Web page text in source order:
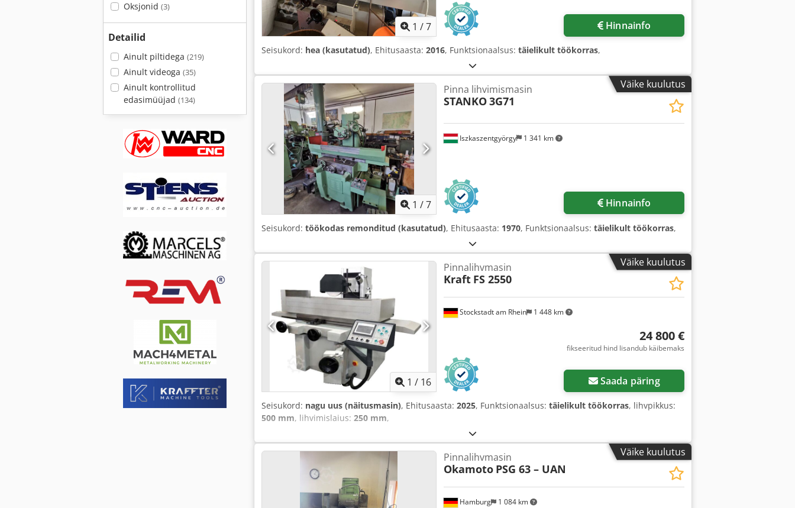
Oksjonid (3)
Detailid
Ainult piltidega (219)
Ainult videoga (35)
Ainult kontrollitud
edasimüüjad (134)
1 /7 Hinnainfo
Seisukord: hea (kasutatud), Ehitusaasta: 2016, Funktsionaalsus: täielikult töökorras,
Väike kuulutus
1 /7
Iszkaszentgyörgy 1 341 km
Pinna lihvimismasin
STANKO3G71
Hinnainfo
Seisukord: töökodas remonditud (kasutatud), Ehitusaasta: 1970, Funktsionaalsus: täielikult töökorras,
Väike kuulutus
1 / 16
Stockstadt am Rhein 1 448 km
Pinnalihvmasin
Kraft FS 2550
24 800 €
fikseeritud hind lisandub käibemaks
Saada päring
Seisukord: nagu uus (näitusmasin), Ehitusaasta: 2025, Funktsionaalsus: täielikult töökorras, lihvpikkus:
500 mm, lihvimislaius: 250 mm,
Väike kuulutus
Hamburg 1 084 km
Pinnalihvmasin
Okamoto PSG 63 – UAN